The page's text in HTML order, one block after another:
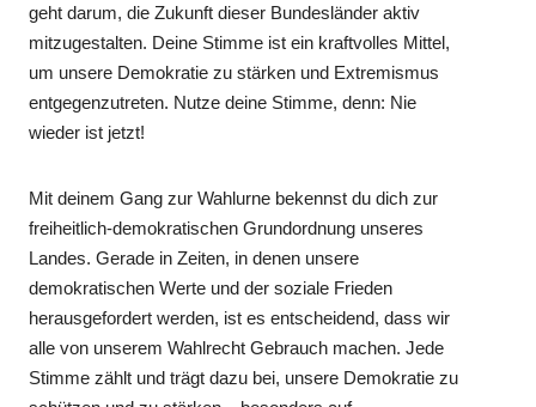
geht darum, die Zukunft dieser Bundesländer aktiv
mitzugestalten. Deine Stimme ist ein kraftvolles Mittel,
um unsere Demokratie zu stärken und Extremismus
entgegenzutreten. Nutze deine Stimme, denn: Nie
wieder ist jetzt!
Mit deinem Gang zur Wahlurne bekennst du dich zur
freiheitlich-demokratischen Grundordnung unseres
Landes. Gerade in Zeiten, in denen unsere
demokratischen Werte und der soziale Frieden
herausgefordert werden, ist es entscheidend, dass wir
alle von unserem Wahlrecht Gebrauch machen. Jede
Stimme zählt und trägt dazu bei, unsere Demokratie zu